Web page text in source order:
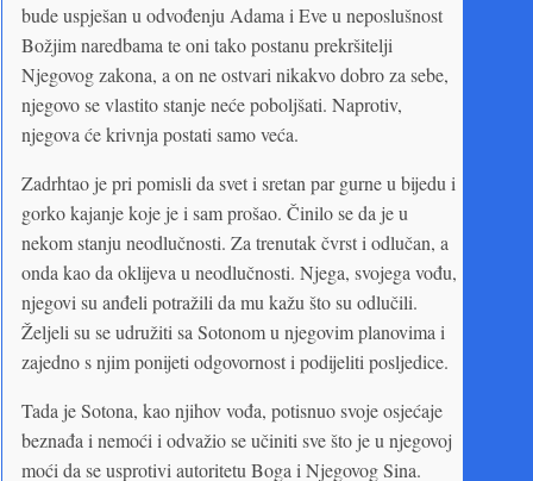
bude uspješan u odvođenju Adama i Eve u neposlušnost
Božjim naredbama te oni tako postanu prekršitelji
Njegovog zakona, a on ne ostvari nikakvo dobro za sebe,
njegovo se vlastito stanje neće poboljšati. Naprotiv,
njegova će krivnja postati samo veća.
Zadrhtao je pri pomisli da svet i sretan par gurne u bijedu i
gorko kajanje koje je i sam prošao. Činilo se da je u
nekom stanju neodlučnosti. Za trenutak čvrst i odlučan, a
onda kao da oklijeva u neodlučnosti. Njega, svojega vođu,
njegovi su anđeli potražili da mu kažu što su odlučili.
Željeli su se udružiti sa Sotonom u njegovim planovima i
zajedno s njim ponijeti odgovornost i podijeliti posljedice.
Tada je Sotona, kao njihov vođa, potisnuo svoje osjećaje
beznađa i nemoći i odvažio se učiniti sve što je u njegovoj
moći da se usprotivi autoritetu Boga i Njegovog Sina.